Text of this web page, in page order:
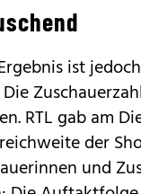
ist
RTL gab am
der
und